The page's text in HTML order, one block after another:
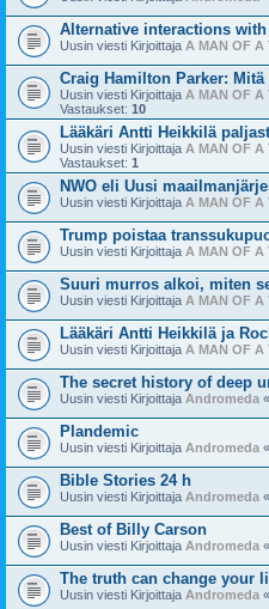
Alternative interactions with
Uusin viesti Kirjoittaja A MAN OF A
Craig Hamilton Parker: Mitä
Uusin viesti Kirjoittaja A MAN OF A
Vastaukset: 10
Lääkäri Antti Heikkilä
Uusin viesti Kirjoittaja A MAN OF A
Vastaukset: 1
NWO eli Uusi
Uusin viesti Kirjoittaja A MAN OF A
Trump poistaa
Uusin viesti Kirjoittaja A MAN OF A
Suuri murros alkoi, miten
Uusin viesti Kirjoittaja A MAN OF A
Lääkäri Antti Heikkilä ja
Uusin viesti Kirjoittaja A MAN OF A
The secret history of deep
Uusin viesti Kirjoittaja Andromeda «
Plandemic
Uusin viesti Kirjoittaja Andromeda «
Bible Stories 24 h
Uusin viesti Kirjoittaja Andromeda «
Best of Billy Carson
Uusin viesti Kirjoittaja Andromeda «
The truth can change your
Uusin viesti Kirjoittaja Andromeda «